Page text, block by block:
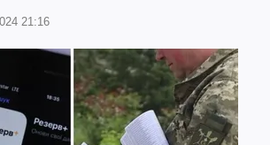
21:16